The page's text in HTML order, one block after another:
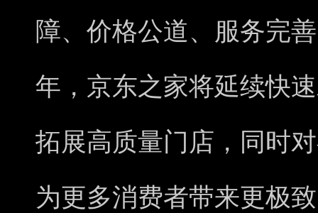
障、价格公道、服务完
年，京东之家将延续快
拓展高质量门店，同时
为更多消费者带来更极